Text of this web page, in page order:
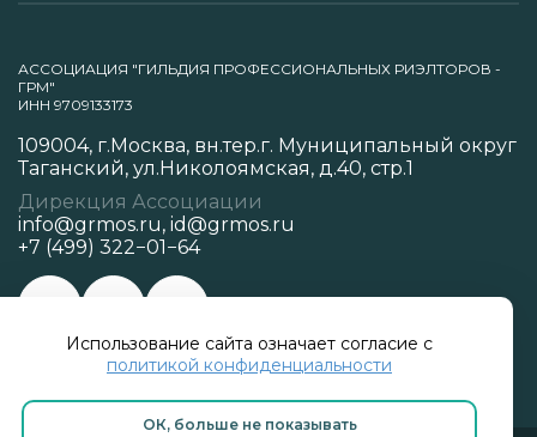
Использование сайта означает согласие с
политикой конфиденциальности
ОК, больше не показывать
АССОЦИАЦИЯ "ГИЛЬДИЯ ПРОФЕССИОНАЛЬНЫХ РИЭЛТОРОВ -
ГРМ"
ИНН 9709133173
109004, г.Москва, вн.тер.г. Муниципальный округ
Таганский, ул.Николоямская, д.40, стр.1
Дирекция Ассоциации
info@grmos.ru, id@grmos.ru
+7 (499) 322−01−64
Политика конфиденциальности